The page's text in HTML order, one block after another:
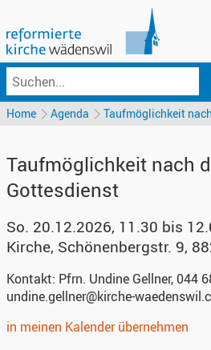
Home Agenda Taufmöglichkeit
Taufmöglichkeit nach
Gottesdienst
So. 20.12.2026, 11.30 bis
Kirche, Schönenbergstr. 9,
Kontakt: Pfrn. Undine Gellner, 044
undine.gellner@kirche-
in meinen Kalender übernehmen